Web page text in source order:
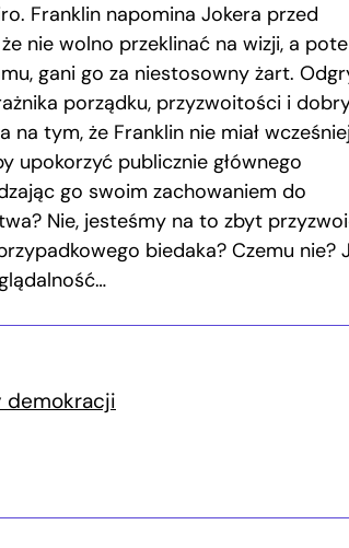
Franklin napomina Jokera przed
nie wolno przeklinać na wizji, a
gani go za niestosowny żart.
porządku, przyzwoitości i
na tym, że Franklin nie miał
upokorzyć publicznie głównego
go swoim zachowaniem do
Nie, jesteśmy na to zbyt
biedaka? Czemu nie?
demokracji